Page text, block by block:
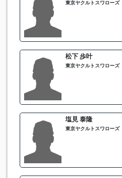
東京ヤクルトスワローズ
松下 歩叶
東京ヤクルトスワローズ
塩見 泰隆
東京ヤクルトスワローズ